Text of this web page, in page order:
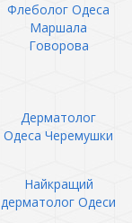
Флеболог Одеса
Маршала
Говорова
Дерматолог
Одеса Черемушки
Найкращий
дерматолог Одеси